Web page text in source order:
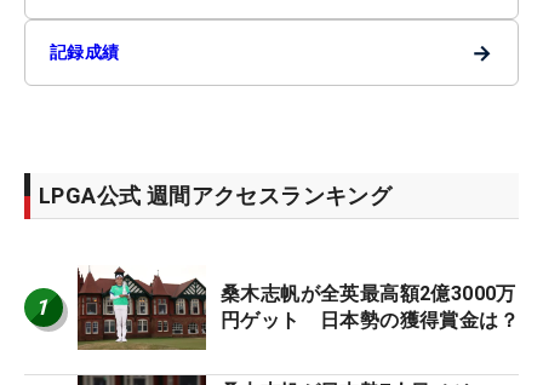
記録成績 →
LPGA公式 週間アクセスランキング
1
桑木志帆が全英最高額2億3000万
円ゲット 日本勢の獲得賞金は？